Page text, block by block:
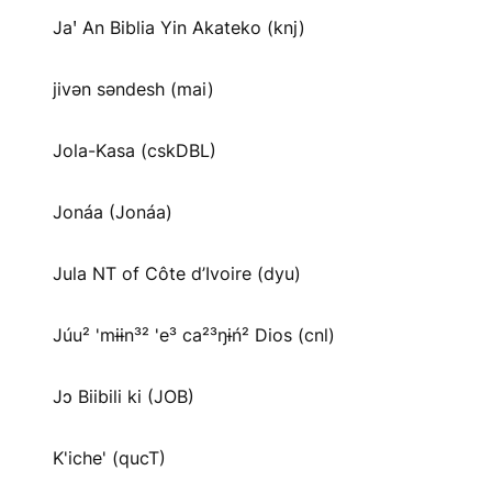
Jaꞌ An Biblia Yin Akateko (knj)
jivən səndesh (mai)
Jola-Kasa (cskDBL)
Jonáa (Jonáa)
Jula NT of Côte d’Ivoire (dyu)
Júu² 'mɨɨn³² 'e³ ca²³ŋɨń² Dios (cnl)
Jɔ Biibili ki (JOB)
K'iche' (qucT)